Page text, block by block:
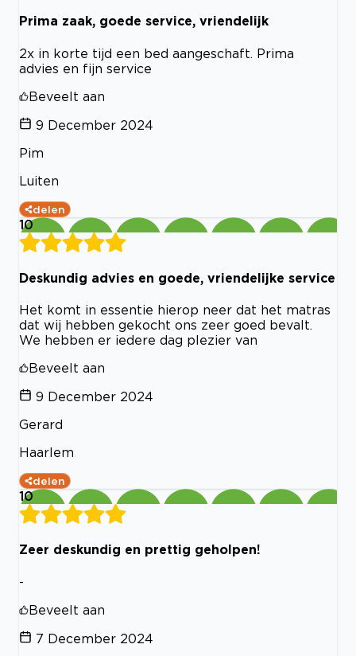
Prima zaak, goede service, vriendelijk
2x in korte tijd een bed aangeschaft. Prima
advies en fijn service
Beveelt aan
9 December 2024
Pim
Luiten
delen
10
Deskundig advies en goede, vriendelijke service
Het komt in essentie hierop neer dat het matras
dat wij hebben gekocht ons zeer goed bevalt.
We hebben er iedere dag plezier van
Beveelt aan
9 December 2024
Gerard
Haarlem
delen
10
Zeer deskundig en prettig geholpen!
-
Beveelt aan
7 December 2024